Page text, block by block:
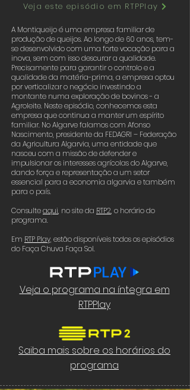
Veja este episódio em RTPPlay
A Montiqueijo é uma empresa familiar de
produção de queijos. Ao longo de 60 anos, tem-
se desenvolvido com uma forte vocação para a
inova, sem com isso descurar a qualidade.
Precisamente para garantir o controlo e a
qualidade da matéria-prima, a empresa optou
por verticalizar o negócio investindo a
montante numa exploração de bovinos - a
Agroleite. Neste episódio, conhecemos esta
empresa que continua a manter um espírito
familiar. No Algarve falamos com Afonso
Nascimento, presidente da FEDAGRI – Federação
da Agricultura Algarvia, uma entidade que
nasceu com a missão de defender e
impulsionar os interesses agrícolas do Algarve,
dando força e representação a um setor
essencial para a economia algarvia e também
para o país.
Consulteaqui, no site da RTP2, o horário do
programa.
Em RTP Play, estão disponíveis todos os episódios
do Faça Chuva Faça Sol.
Veja o programa na íntegra em
RTPPlay
Saiba mais sobre os horários do
programa